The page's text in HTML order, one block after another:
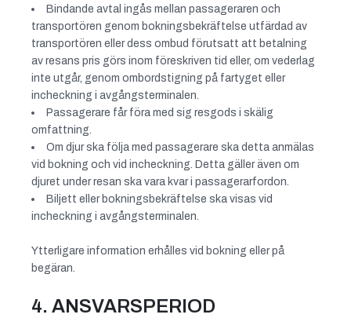
Bindande avtal ingås mellan passageraren och
transportören genom bokningsbekräftelse utfärdad av
transportören eller dess ombud förutsatt att betalning
av resans pris görs inom föreskriven tid eller, om vederlag
inte utgår, genom ombordstigning på fartyget eller
incheckning i avgångsterminalen.
Passagerare får föra med sig resgods i skälig
omfattning.
Om djur ska följa med passagerare ska detta anmälas
vid bokning och vid incheckning. Detta gäller även om
djuret under resan ska vara kvar i passagerarfordon.
Biljett eller bokningsbekräftelse ska visas vid
incheckning i avgångsterminalen.
Ytterligare information erhålles vid bokning eller på
begäran.
4. ANSVARSPERIOD